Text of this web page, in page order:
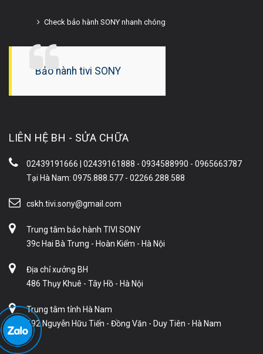
Check bảo hành SONY nhanh chóng
Bảo hành tivi SONY
LIÊN HỆ BH - SỬA CHỮA
02439191666 | 02439161888 - 0934588990 - 0965663787
Tại Hà Nam: 0975.888.577 - 02266.288.588
cskh.tivi.sony@gmail.com
Trung tâm bảo hành TIVI SONY
39c Hai Bà Trưng - Hoàn Kiếm - Hà Nội
Địa chỉ xưởng BH
486 Thụy Khuê - Tây Hồ - Hà Nội
Trung tâm tỉnh Hà Nam
192 Nguyễn Hữu Tiến - Đồng Văn - Duy Tiên - Hà Nam